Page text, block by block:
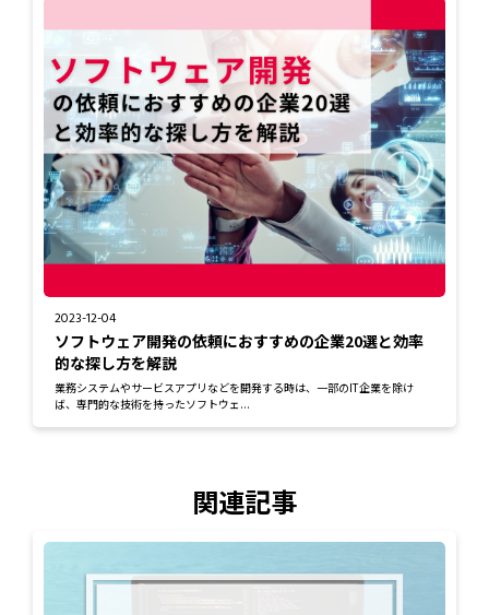
2023-12-04
ソフトウェア開発の依頼におすすめの企業20選と効率
的な探し方を解説
業務システムやサービスアプリなどを開発する時は、一部のIT企業を除け
ば、専門的な技術を持ったソフトウェ...
関連記事